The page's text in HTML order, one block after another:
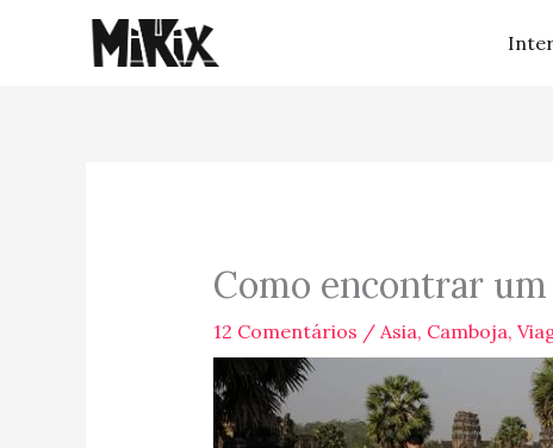
Como encontrar
12 Comentários / Asia, Camboja,